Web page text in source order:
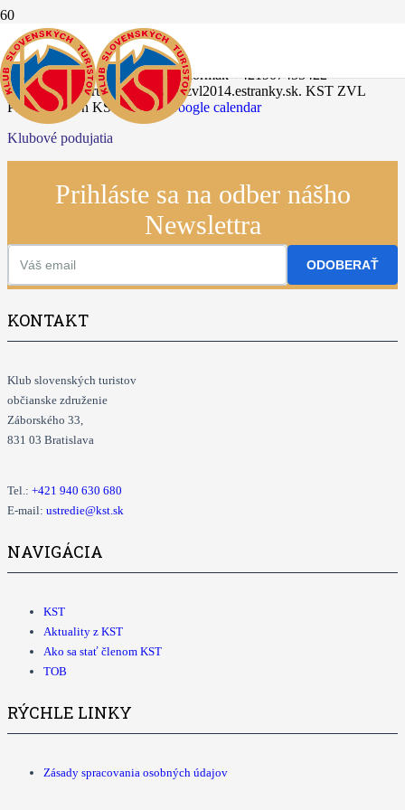
10.08.2025
Údolím SvinkyInfo: Miroslav Mormák +421907455422
mormak@centrum.sk www.kstzvl2014.estranky.sk. KST ZVL
Prešov, región KST Šariš + Google calendar
Klubové podujatia
Prihláste sa na odber nášho
Newslettra
ODOBERAŤ
KONTAKT
Klub slovenských turistov
občianske združenie
Záborského 33,
831 03 Bratislava
Tel.: +421 940 630 680
E-mail: ustredie@kst.sk
NAVIGÁCIA
KST
Aktuality z KST
Ako sa stať členom KST
TOB
RÝCHLE LINKY
Zásady spracovania osobných údajov